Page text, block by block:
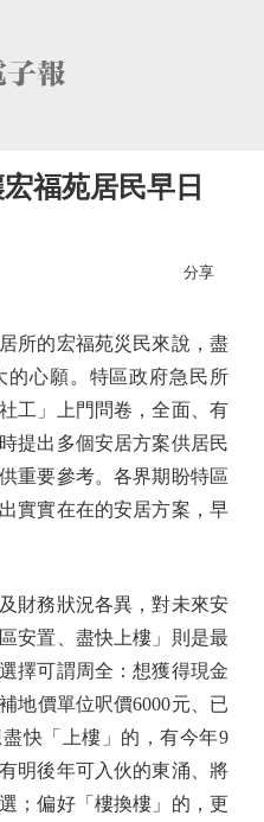
福苑居民早日
分享
的宏福苑災民來說，盡
的心願。特區政府急民所
工」上門問卷，全面、有
提出多個安居方案供居民
重要參考。各界期盼特區
實實在在的安居方案，早
務狀況各異，對未來安
安置、盡快上樓」則是最
擇可謂周全：想獲得現金
地價單位呎價6000元、已
快「上樓」的，有今年9
明後年可入伙的東涌、將
；偏好「樓換樓」的，更